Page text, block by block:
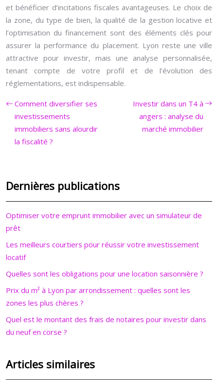
et bénéficier d’incitations fiscales avantageuses. Le choix de
la zone, du type de bien, la qualité de la gestion locative et
l’optimisation du financement sont des éléments clés pour
assurer la performance du placement. Lyon reste une ville
attractive pour investir, mais une analyse personnalisée,
tenant compte de votre profil et de l’évolution des
réglementations, est indispensable.
Comment diversifier ses
investissements
immobiliers sans alourdir
la fiscalité ?
Investir dans un T4 à
angers : analyse du
marché immobilier
Dernières publications
Optimiser votre emprunt immobilier avec un simulateur de
prêt
Les meilleurs courtiers pour réussir votre investissement
locatif
Quelles sont les obligations pour une location saisonnière ?
Prix du m² à Lyon par arrondissement : quelles sont les
zones les plus chères ?
Quel est le montant des frais de notaires pour investir dans
du neuf en corse ?
Articles similaires